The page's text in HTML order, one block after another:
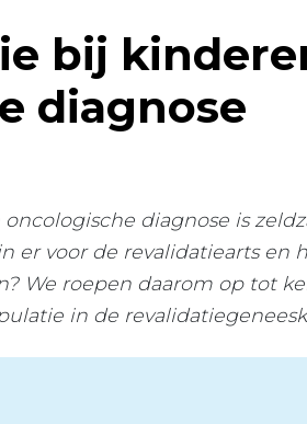
bij
diagnose
diagnose is
er voor de revalidatiearts en
We roepen daarom op tot
in de